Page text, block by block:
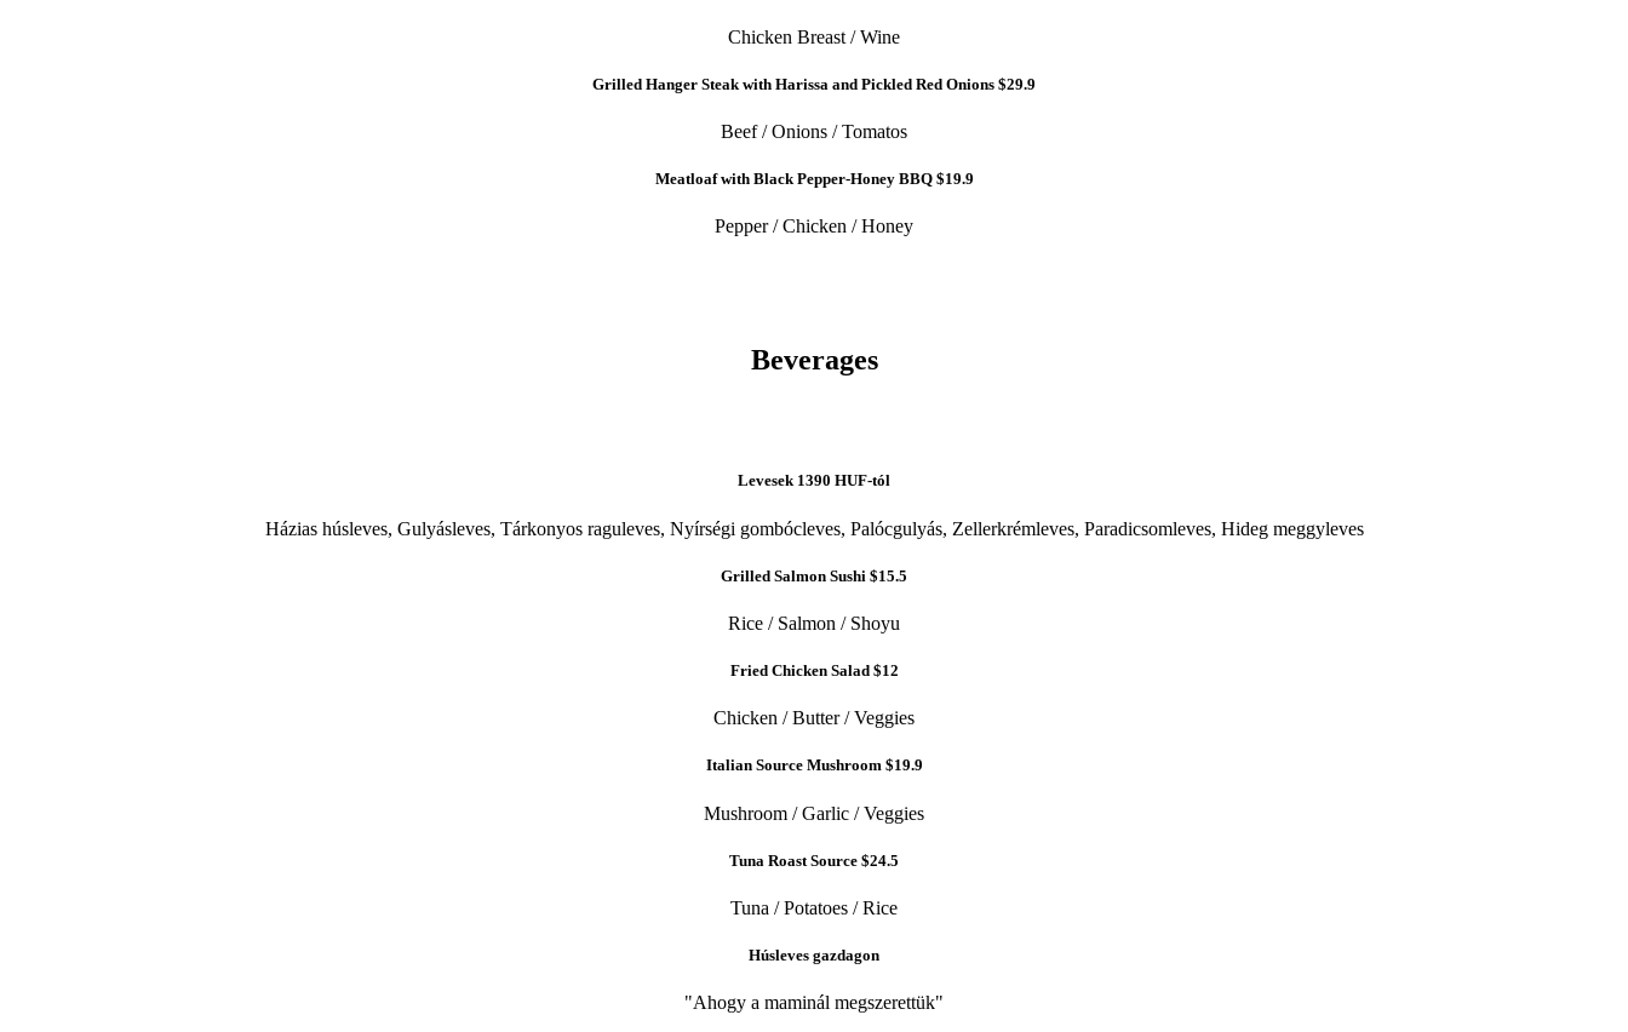
Chicken Breast / Wine
Grilled Hanger Steak with Harissa and Pickled Red Onions $29.9
Beef / Onions / Tomatos
Meatloaf with Black Pepper-Honey BBQ $19.9
Pepper / Chicken / Honey
Beverages
Levesek 1390 HUF-tól
Házias húsleves, Gulyásleves, Tárkonyos raguleves, Nyírségi gombócleves, Palócgulyás, Zellerkrémleves, Paradicsomleves, Hideg meggyleves
Grilled Salmon Sushi $15.5
Rice / Salmon / Shoyu
Fried Chicken Salad $12
Chicken / Butter / Veggies
Italian Source Mushroom $19.9
Mushroom / Garlic / Veggies
Tuna Roast Source $24.5
Tuna / Potatoes / Rice
Húsleves gazdagon
"Ahogy a maminál megszerettük"